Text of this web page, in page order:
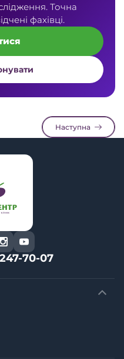
Точна
фахівці.
Наступна
70-07